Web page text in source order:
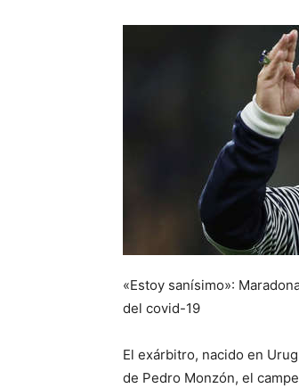
«Estoy sanísimo»:
del covid-19
El exárbitro, nacido en
de Pedro Monzón, el